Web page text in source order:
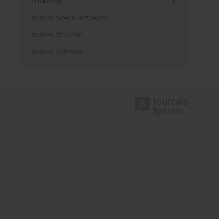
Indeks słów kluczowych
Indeks dziedzin
Indeks autorów